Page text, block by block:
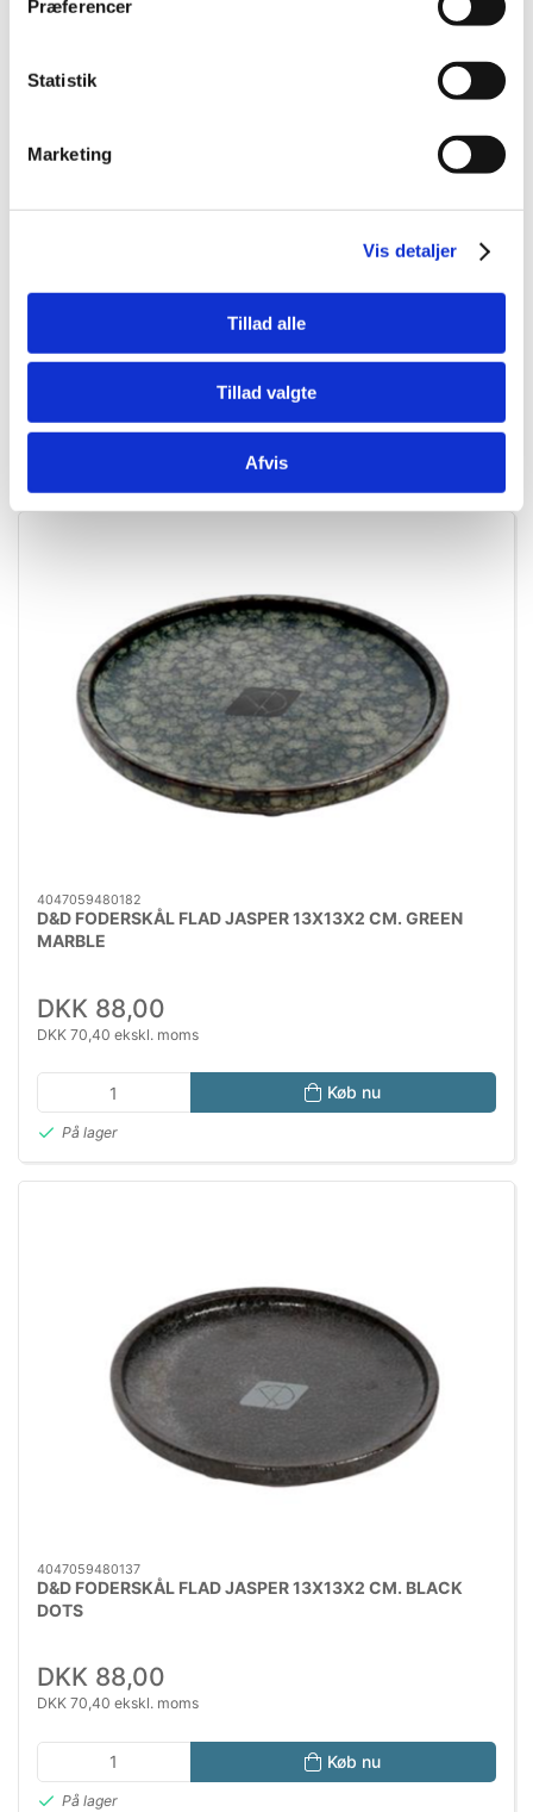
Præferencer
Statistik
Marketing
Vis detaljer
Tillad alle
Tillad valgte
Afvis
D&D SKÅL JASPER Ø13,5 CM. 200 ML. BLACK DOTS
DKK 71,20 ekskl. moms
Køb nu
4047059480182
D&D FODERSKÅL FLAD JASPER 13X13X2 CM. GREEN
MARBLE
DKK 88,00
DKK 70,40 ekskl. moms
Køb nu
På lager
4047059480137
D&D FODERSKÅL FLAD JASPER 13X13X2 CM. BLACK
DOTS
DKK 88,00
DKK 70,40 ekskl. moms
Køb nu
På lager